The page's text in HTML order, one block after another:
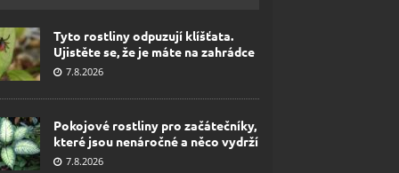
Tyto rostliny odpuzují klíšťata.
Ujistěte se, že je máte na zahrádce
7.8.2026
Pokojové rostliny pro začátečníky,
které jsou nenáročné a něco vydrží
7.8.2026